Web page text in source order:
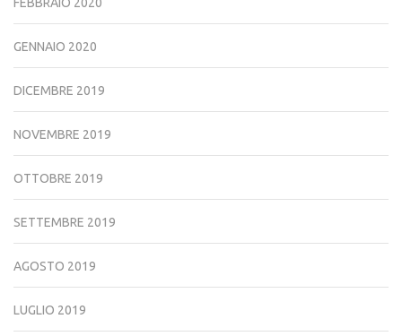
GENNAIO 2020
DICEMBRE 2019
NOVEMBRE 2019
OTTOBRE 2019
SETTEMBRE 2019
AGOSTO 2019
LUGLIO 2019